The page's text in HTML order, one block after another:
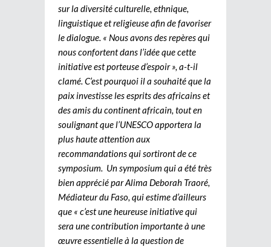
sur la diversité culturelle, ethnique,
linguistique et religieuse afin de favoriser
le dialogue. « Nous avons des repères qui
nous confortent dans l’idée que cette
initiative est porteuse d’espoir », a-t-il
clamé. C’est pourquoi il a souhaité que la
paix investisse les esprits des africains et
des amis du continent africain, tout en
soulignant que l’UNESCO apportera la
plus haute attention aux
recommandations qui sortiront de ce
symposium. Un symposium qui a été très
bien apprécié par Alima Deborah Traoré,
Médiateur du Faso, qui estime d’ailleurs
que « c’est une heureuse initiative qui
sera une contribution importante à une
œuvre essentielle à la question de